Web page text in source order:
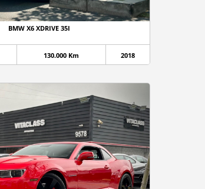
BMW X6 XDRIVE 35I
130.000 Km 2018